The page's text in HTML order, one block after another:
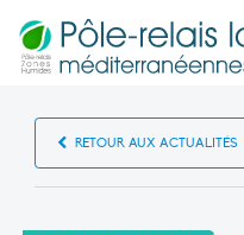
RETOUR AUX ACTUALITÉS